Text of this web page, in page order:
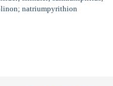
natriumpyrithion